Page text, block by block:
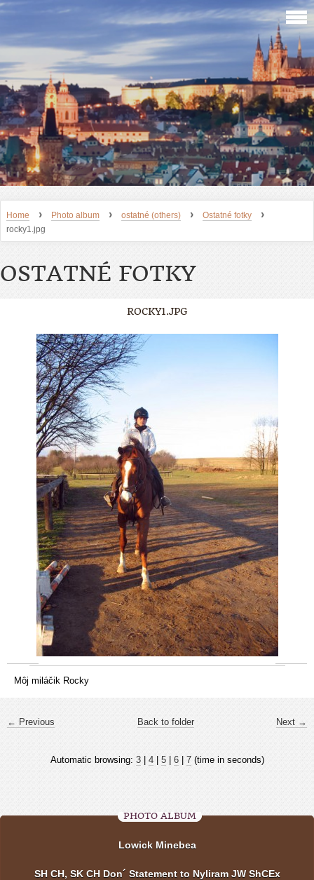
Home › Photo album › ostatné (others) › Ostatné fotky ›
rocky1.jpg
OSTATNÉ FOTKY
ROCKY1.JPG
Môj miláčik Rocky
← Previous Next →
Back to folder
Automatic browsing: 3| 4| 5| 6| 7(time in seconds)
PHOTO ALBUM
Lowick Minebea
SH CH, SK CH Don´ Statement to Nyliram JW ShCEx